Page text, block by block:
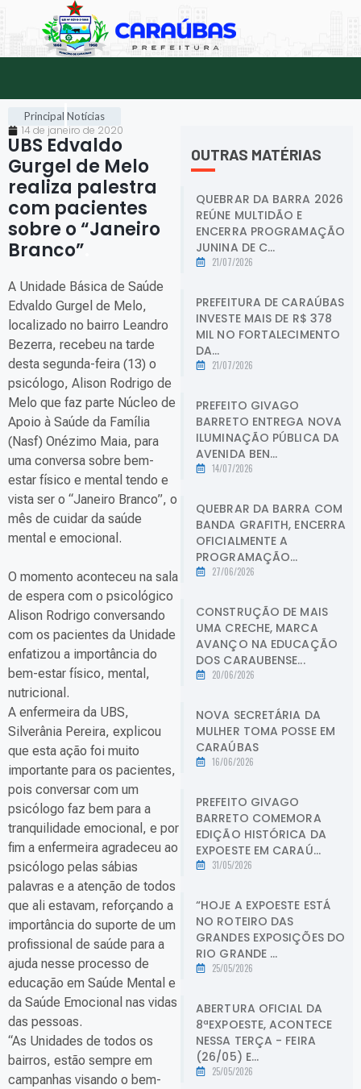
Principal Notícias
14 de janeiro de 2020
UBS Edvaldo
Gurgel de Melo
realiza palestra
com pacientes
sobre o “Janeiro
Branco”
A Unidade Básica de Saúde
Edvaldo Gurgel de Melo,
localizado no bairro Leandro
Bezerra, recebeu na tarde
desta segunda-feira (13) o
psicólogo, Alison Rodrigo de
Melo que faz parte Núcleo de
Apoio à Saúde da Família
(Nasf) Onézimo Maia, para
uma conversa sobre bem-
estar físico e mental tendo e
vista ser o “Janeiro Branco”, o
mês de cuidar da saúde
mental e emocional.
O momento aconteceu na sala
de espera com o psicológico
Alison Rodrigo conversando
com os pacientes da Unidade
enfatizou a importância do
bem-estar físico, mental,
nutricional.
A enfermeira da UBS,
Silverânia Pereira, explicou
que esta ação foi muito
importante para os pacientes,
pois conversar com um
psicólogo faz bem para a
tranquilidade emocional, e por
fim a enfermeira agradeceu ao
psicólogo pelas sábias
palavras e a atenção de todos
que ali estavam, reforçando a
importância do suporte de um
profissional de saúde para a
ajuda nesse processo de
educação em Saúde Mental e
da Saúde Emocional nas vidas
das pessoas.
“As Unidades de todos os
bairros, estão sempre em
campanhas visando o bem-
OUTRAS MATÉRIAS
QUEBRAR DA BARRA 2026
REÚNE MULTIDÃO E
ENCERRA PROGRAMAÇÃO
JUNINA DE C...
21/07/2026
PREFEITURA DE CARAÚBAS
INVESTE MAIS DE R$ 378
MIL NO FORTALECIMENTO
DA...
21/07/2026
PREFEITO GIVAGO
BARRETO ENTREGA NOVA
ILUMINAÇÃO PÚBLICA DA
AVENIDA BEN...
14/07/2026
QUEBRAR DA BARRA COM
BANDA GRAFITH, ENCERRA
OFICIALMENTE A
PROGRAMAÇÃO...
27/06/2026
CONSTRUÇÃO DE MAIS
UMA CRECHE, MARCA
AVANÇO NA EDUCAÇÃO
DOS CARAUBENSE...
20/06/2026
NOVA SECRETÁRIA DA
MULHER TOMA POSSE EM
CARAÚBAS
16/06/2026
PREFEITO GIVAGO
BARRETO COMEMORA
EDIÇÃO HISTÓRICA DA
EXPOESTE EM CARAÚ...
31/05/2026
“HOJE A EXPOESTE ESTÁ
NO ROTEIRO DAS
GRANDES EXPOSIÇÕES DO
RIO GRANDE ...
25/05/2026
ABERTURA OFICIAL DA
8ªEXPOESTE, ACONTECE
NESSA TERÇA - FEIRA
(26/05) E...
25/05/2026